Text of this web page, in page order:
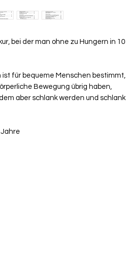
bei der man ohne zu Hungern in 10
für bequeme Menschen bestimmt,
Bewegung übrig haben,
aber schlank werden und schlank
Jahre